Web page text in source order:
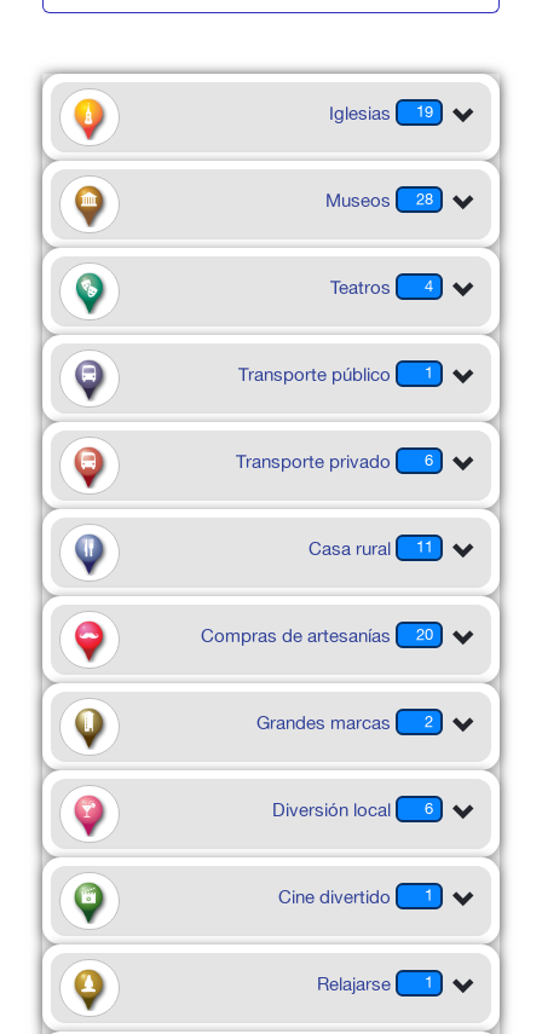
19
Iglesias
28
Museos
4
Teatros
1
Transporte público
6
Transporte privado
11
Casa rural
20
Compras de artesanías
2
Grandes marcas
6
Diversión local
1
Cine divertido
1
Relajarse